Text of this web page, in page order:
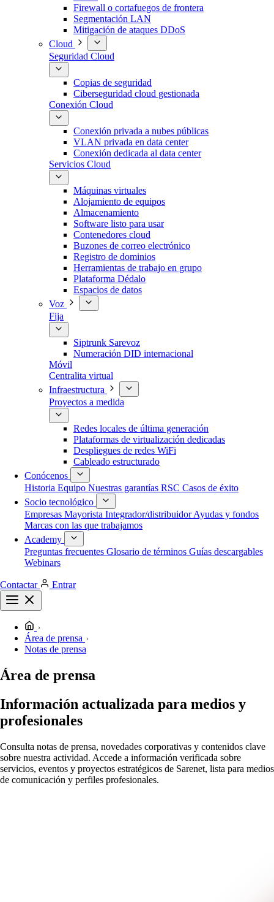
Firewall o cortafuegos de frontera
Segmentación LAN
Mitigación de ataques DDoS
Cloud
Seguridad Cloud
Copias de seguridad
Ciberseguridad cloud gestionada
Conexión Cloud
Conexión privada a nubes públicas
VLAN privada en data center
Conexión dedicada al data center
Servicios Cloud
Máquinas virtuales
Alojamiento de equipos
Almacenamiento
Software listo para usar
Contenedores cloud
Buzones de correo electrónico
Registro de dominios
Herramientas de trabajo en grupo
Plataforma Dédalo
Espacios de datos
Voz
Fija
Siptrunk Sarevoz
Numeración DID internacional
Móvil
Centralita virtual
Infraestructura
Proyectos a medida
Redes locales de última generación
Plataformas de virtualización dedicadas
Despliegues de redes WiFi
Cableado estructurado
Conócenos
Historia Equipo Nuestras garantías RSC Casos de éxito
Socio tecnológico
Empresas Mayorista Integrador/distribuidorAyudas y fondos
Marcas con las que trabajamos
Academy
Preguntas frecuentes Glosario de términos Guías descargables
Webinars
Contactar Entrar
Área de prensa
Notas de prensa
Área de prensa
Información actualizada para medios y
profesionales
Consulta notas de prensa, novedades corporativas y contenidos clave
sobre nuestra actividad. Accede a información verificada sobre
servicios, eventos y proyectos estratégicos de Sarenet, lista para medios
de comunicación y perfiles profesionales.